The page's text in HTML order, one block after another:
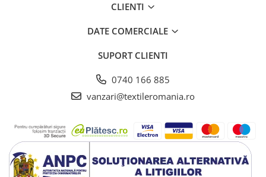
CLIENTI
DATE COMERCIALE
SUPORT CLIENTI
0740 166 885
vanzari@textileromania.ro